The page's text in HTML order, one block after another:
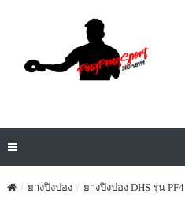
ยางปิงปอง ยางปิงปอง DHS รุ่น PF4